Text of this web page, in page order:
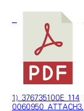
1) 376735100E_114
0060950_ATTACH3.